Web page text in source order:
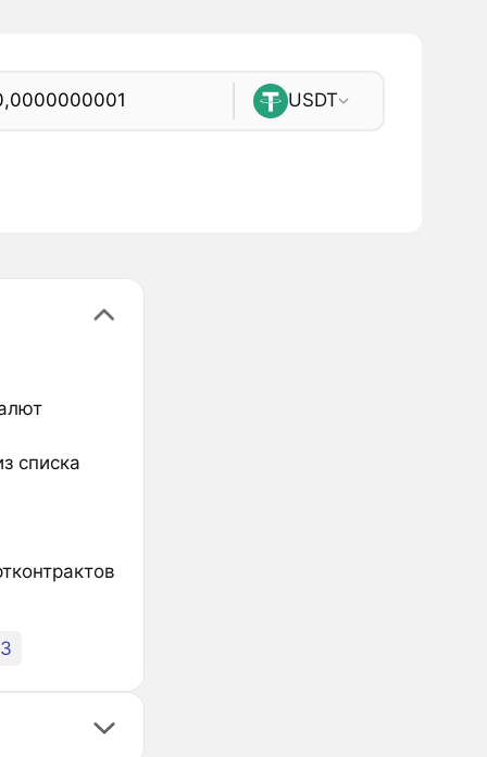
USDT
списка